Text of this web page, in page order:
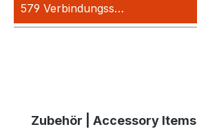
579 Verbindungss…
Produktgalerie überspringen
Zubehör | Accessory Items